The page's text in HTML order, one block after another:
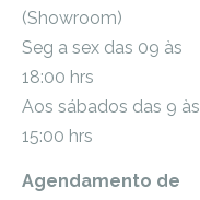
(Showroom)
Seg a sex das 09 às
18:00 hrs
Aos sábados das 9 às
15:00 hrs
Agendamento de